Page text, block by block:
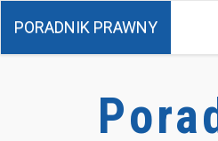
PORADNIK PRAWNY